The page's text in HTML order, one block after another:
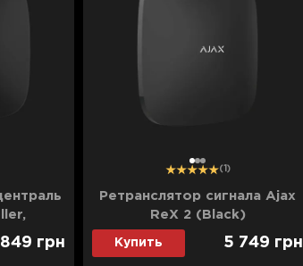
грн
12 3 (1)
Ретранслятор сигнала Ajax
ReX 2 (Black)
Купить 5 749 грн